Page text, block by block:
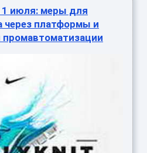
1 июля: меры для
через платформы и